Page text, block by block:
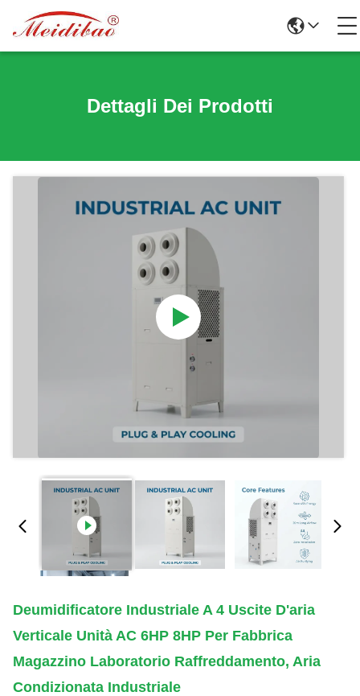
Dettagli Dei Prodotti
Deumidificatore Industriale A 4 Uscite D'aria
Verticale Unità AC 6HP 8HP Per Fabbrica
Magazzino Laboratorio Raffreddamento, Aria
Condizionata Industriale